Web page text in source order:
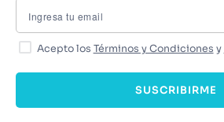
Acepto los Términos y Condiciones y
SUSCRIBIRME